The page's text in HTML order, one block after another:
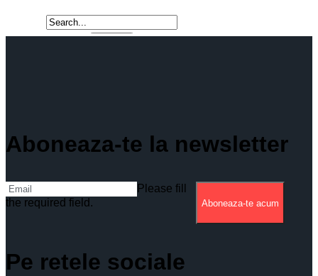
Aboneaza-te la newsletter
Please fill
the required field.
Aboneaza-te acum
Pe retele sociale